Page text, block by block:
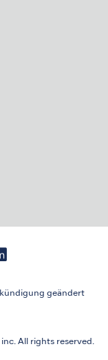
geändert
All rights reserved.